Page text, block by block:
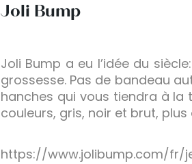
Joli Bump
Joli Bump a eu l’idée du
grossesse. Pas de bandeau
hanches qui vous tiendra à
couleurs, gris, noir et brut,
https://www.jolibump.com/fr/